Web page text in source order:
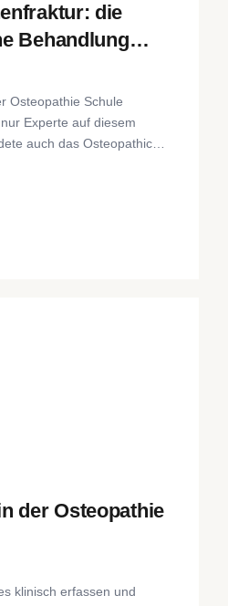
die
Behandlung
Osteopathie Schule
Experte auf diesem
auch das Osteopathic
der Osteopathie
klinisch erfassen und